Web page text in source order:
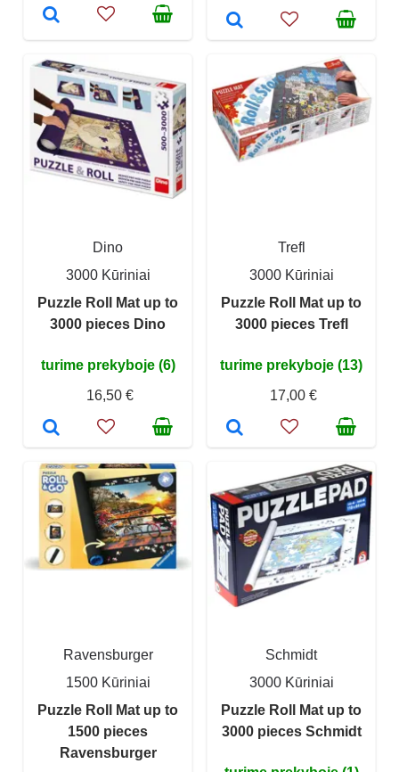
Dino
3000 Kūriniai
Puzzle Roll Mat up to
3000 pieces Dino
turime prekyboje (6)
16,50 €
Trefl
3000 Kūriniai
Puzzle Roll Mat up to
3000 pieces Trefl
turime prekyboje (13)
17,00 €
Ravensburger
1500 Kūriniai
Puzzle Roll Mat up to
1500 pieces
Ravensburger
Schmidt
3000 Kūriniai
Puzzle Roll Mat up to
3000 pieces Schmidt